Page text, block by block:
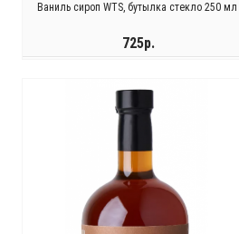
Ваниль сироп WTS, бутылка стекло 250 мл
725р.